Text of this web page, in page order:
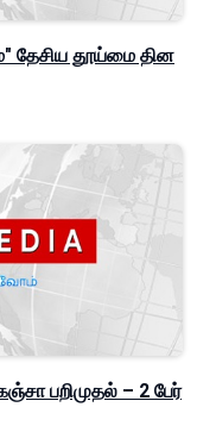
தேசிய தூய்மை தின
பறிமுதல் – 2 பேர்